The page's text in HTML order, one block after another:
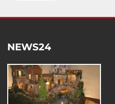
NEWS24